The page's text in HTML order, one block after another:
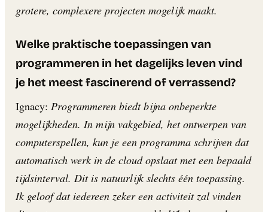
grotere, complexere projecten mogelijk maakt.
Welke praktische toepassingen van
programmeren in het dagelijks leven vind
je het meest fascinerend of verrassend?
Ignacy: Programmeren biedt bijna onbeperkte
mogelijkheden. In mijn vakgebied, het ontwerpen van
computerspellen, kun je een programma schrijven dat
automatisch werk in de cloud opslaat met een bepaald
tijdsinterval. Dit is natuurlijk slechts één toepassing.
Ik geloof dat iedereen zeker een activiteit zal vinden